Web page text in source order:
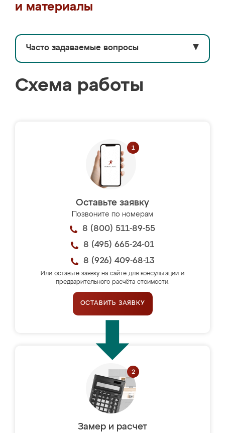
и материалы
Часто задаваемые вопросы ▼
Схема работы
Оставьте заявку
Позвоните по номерам
8 (800) 511-89-55
8 (495) 665-24-01
8 (926) 409-68-13
Или оставьте заявку на сайте для консультации и
предварительного расчёта стоимости.
ОСТАВИТЬ ЗАЯВКУ
Замер и расчет